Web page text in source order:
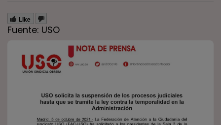
Like
Fuente: USO